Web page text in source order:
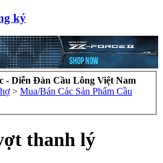
ký
- Diễn Đàn Cầu Lông Việt Nam
> Mua/Bán Các Sản Phẩm Cầu
thanh lý